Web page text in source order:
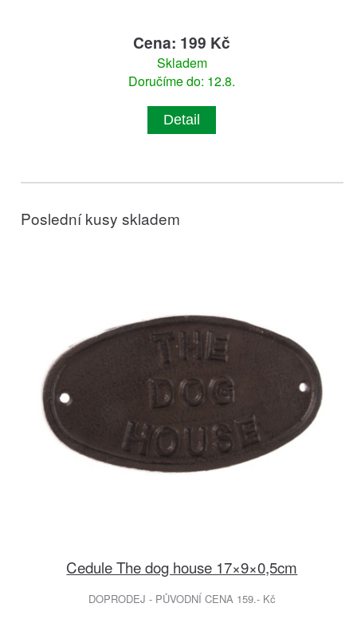
Cena: 199 Kč
Skladem
Doručíme do: 12.8.
Detail
Poslední kusy skladem
Cedule The dog house 17×9×0,5cm
DOPRODEJ - PŮVODNÍ CENA 159.- Kč